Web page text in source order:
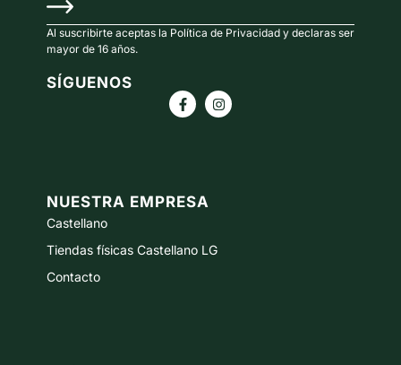
Al suscribirte aceptas la Política de Privacidad y declaras ser
mayor de 16 años.
SÍGUENOS
NUESTRA EMPRESA
Castellano
Tiendas físicas Castellano LG
Contacto